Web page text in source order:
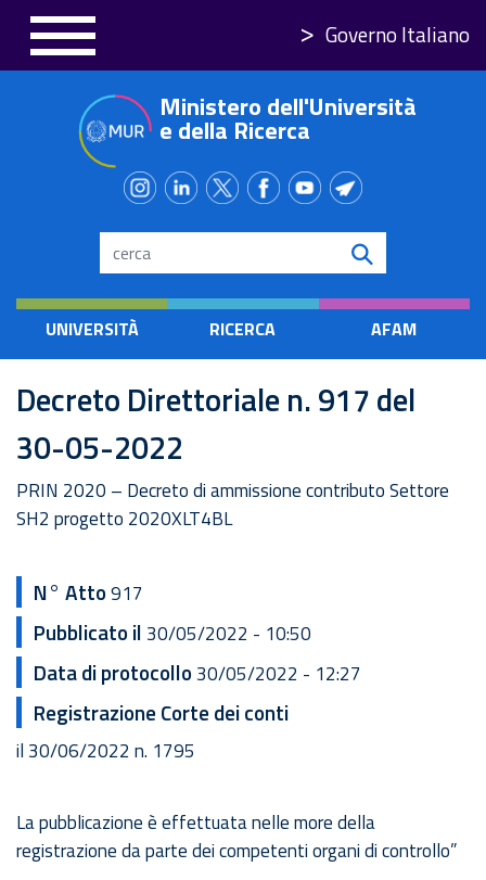
principale
Governo Italiano
Ministero dell'Università
e della Ricerca
Search
UNIVERSITÀ RICERCA AFAM
Decreto Direttoriale n. 917 del
30-05-2022
PRIN 2020 – Decreto di ammissione contributo Settore
SH2 progetto 2020XLT4BL
N° Atto917
Pubblicato il 30/05/2022 - 10:50
Data di protocollo 30/05/2022 - 12:27
Registrazione Corte dei conti
il 30/06/2022 n. 1795
La pubblicazione è effettuata nelle more della
registrazione da parte dei competenti organi di controllo”